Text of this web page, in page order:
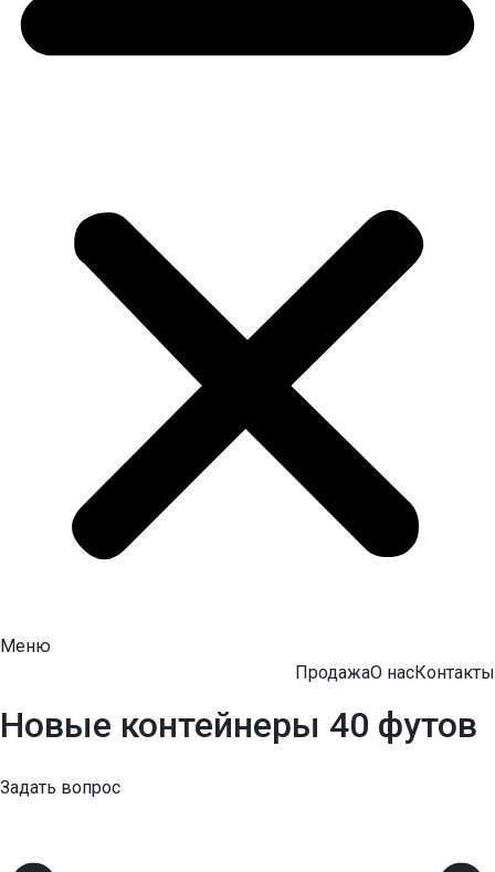
Меню
ПродажаО насКонтакты
Новые контейнеры 40 футов
Задать вопрос